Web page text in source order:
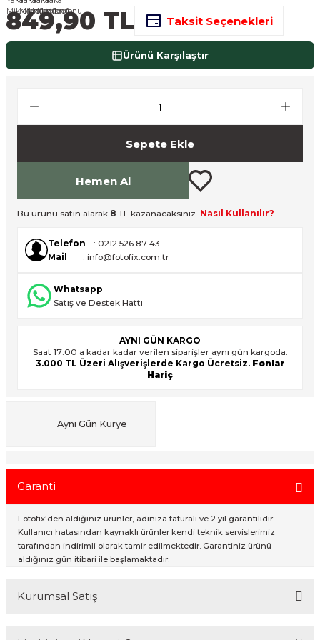
Cihazları
Işık Setleri
Setleri
849,90 TL Taksit Seçenekleri
Ürünü Karşılaştır
Sepete Ekle
Hemen Al
Bu ürünü satın alarak 8 TL kazanacaksınız. Nasıl Kullanılır?
Telefon
: 0212 526 87 43
Mail
: info@fotofix.com.tr
Whatsapp
Satış ve Destek Hattı
AYNI GÜN KARGO
Saat 17:00 a kadar kadar verilen siparişler aynı gün kargoda.
3.000 TL Üzeri Alışverişlerde Kargo Ücretsiz. Fonlar
Hariç
Aynı Gün Kurye
Garanti
Fotofix'den aldığınız ürünler, adınıza faturalı ve 2 yıl garantilidir.
Kullanıcı hatasından kaynaklı ürünler kendi teknik servislerimiz
tarafından indirimli olarak tamir edilmektedir. Garantiniz ürünü
aldığınız gün itibari ile başlamaktadır.
Kurumsal Satış